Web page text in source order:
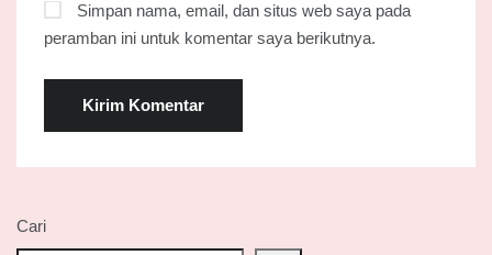
Simpan nama, email, dan situs web saya pada
peramban ini untuk komentar saya berikutnya.
Cari